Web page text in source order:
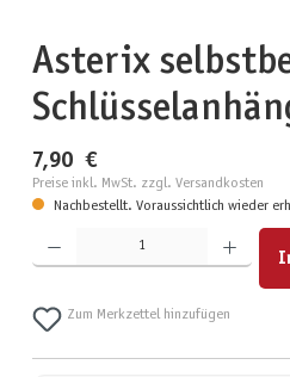
Asterix
7,90 €
Preise inkl. MwSt. zzgl. Versandkosten
Nachbestellt. Voraussichtlich wieder
Produkt Anzahl: Gib den gewünschten Wert ein
Zum Merkzettel hinzufügen